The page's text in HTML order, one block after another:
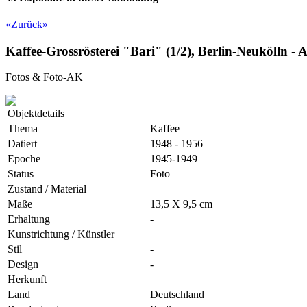
«Zurück»
Kaffee-Grossrösterei "Bari" (1/2), Berlin-Neukölln -
Fotos & Foto-AK
Objektdetails
Thema
Kaffee
Datiert
1948 - 1956
Epoche
1945-1949
Status
Foto
Zustand / Material
Maße
13,5 X 9,5 cm
Erhaltung
-
Kunstrichtung / Künstler
Stil
-
Design
-
Herkunft
Land
Deutschland